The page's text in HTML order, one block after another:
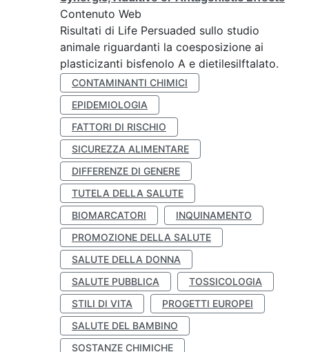
Contenuto Web
Risultati di Life Persuaded sullo studio
animale riguardanti la coesposizione ai
plasticizanti bisfenolo A e dietilesilftalato.
CONTAMINANTI CHIMICI
EPIDEMIOLOGIA
FATTORI DI RISCHIO
SICUREZZA ALIMENTARE
DIFFERENZE DI GENERE
TUTELA DELLA SALUTE
BIOMARCATORI
INQUINAMENTO
PROMOZIONE DELLA SALUTE
SALUTE DELLA DONNA
SALUTE PUBBLICA
TOSSICOLOGIA
STILI DI VITA
PROGETTI EUROPEI
SALUTE DEL BAMBINO
SOSTANZE CHIMICHE